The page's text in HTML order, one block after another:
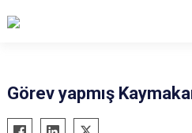
Ardeşen
Görev yapmış